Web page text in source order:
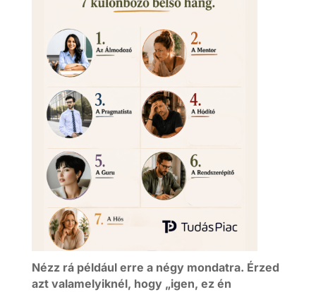
Nézz rá például erre a négy mondatra. Érzed
azt valamelyiknél, hogy„igen, ez én